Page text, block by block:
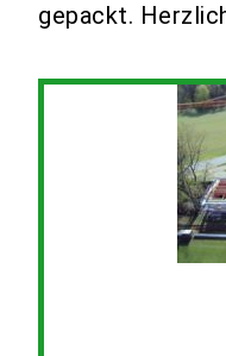
gepackt.